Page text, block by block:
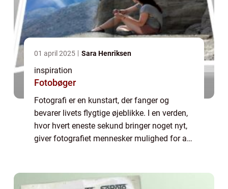
01 april 2025 Sara Henriksen
inspiration
Fotobøger
Fotografi er en kunstart, der fanger og
bevarer livets flygtige øjeblikke. I en verden,
hvor hvert eneste sekund bringer noget nyt,
giver fotografiet mennesker mulighed for at